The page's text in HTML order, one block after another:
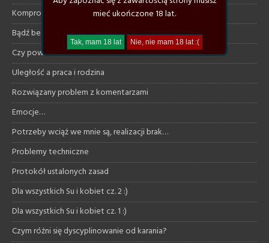
Kompromisy w relacji klimatycznej
Bądź bezpieczna/y w sieci
Czy powinnam…?
Uległość a praca i rodzina
Rozwiązany problem z komentarzami
Emocje…
Potrzeby wciąż we mnie są, realizacji brak…
Problemy techniczne
Protokół ustalonych zasad
Dla wszystkich Su i kobiet cz. 2 :)
Dla wszystkich Su i kobiet cz. 1 :)
Czym różni się dyscyplinowanie od karania?
mieć ukończone 18 lat.